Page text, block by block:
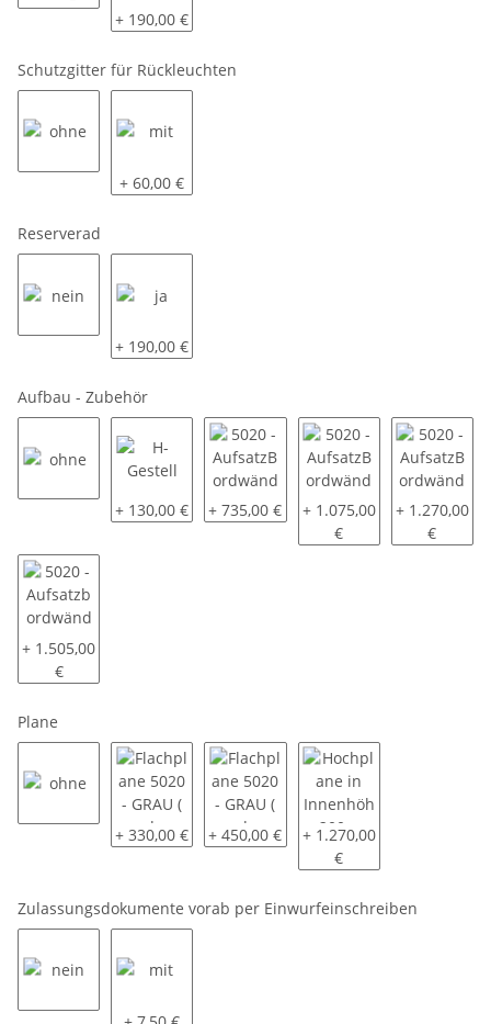
siehe Beschreibung
komplett LED
+ 190,00 €
Schutzgitter für Rückleuchten
mit
+ 60,00 €
Reserverad
ja
+ 190,00 €
Aufbau - Zubehör
H-Gestell
+ 130,00 € 5020 - AufsatzBordwände pendelbar -
+ 735,00 € 5020 -
+ 1.075,00
€
5020 -
+ 1.270,00
€
5020 - Aufsatzbordwände pendelbar - 70cm hoch
+ 1.505,00
€
Plane
Flachplane 5020 - GRAU ( andere Farben auf
+ 330,00 € Flachplane 5020 - GRAU ( andere
+ 450,00 € Hochplane in Innenhöhe
+ 1.270,00
€
Zulassungsdokumente vorab per Einwurfeinschreiben